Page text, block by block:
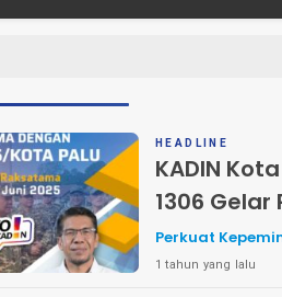
HEADLINE
KADIN
1306
Perkuat
1 tahun yang lalu